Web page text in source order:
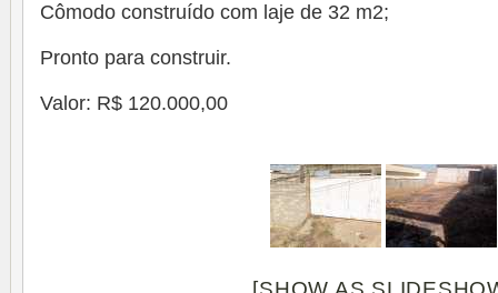
Cômodo construído com laje de 32 m2;
Pronto para construir.
Valor: R$ 120.000,00